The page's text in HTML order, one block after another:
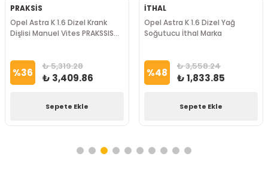
PRAKSİS
Opel Astra K 1.6 Dizel Krank
Dişlisi Manuel Vites PRAKSSIS
%36 ₺ 5,319.28
₺ 3,409.86
Sepete Ekle
İTHAL
Opel Astra K 1.6 Dizel Yağ
Soğutucu İthal Marka
%48 ₺ 3,558.24
₺ 1,833.85
Sepete Ekle